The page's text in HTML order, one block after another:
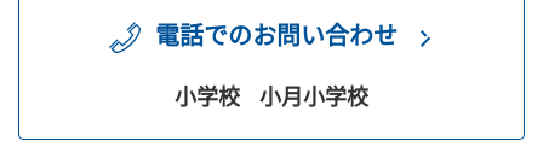
電話でのお問い合わせ
小学校 小月小学校